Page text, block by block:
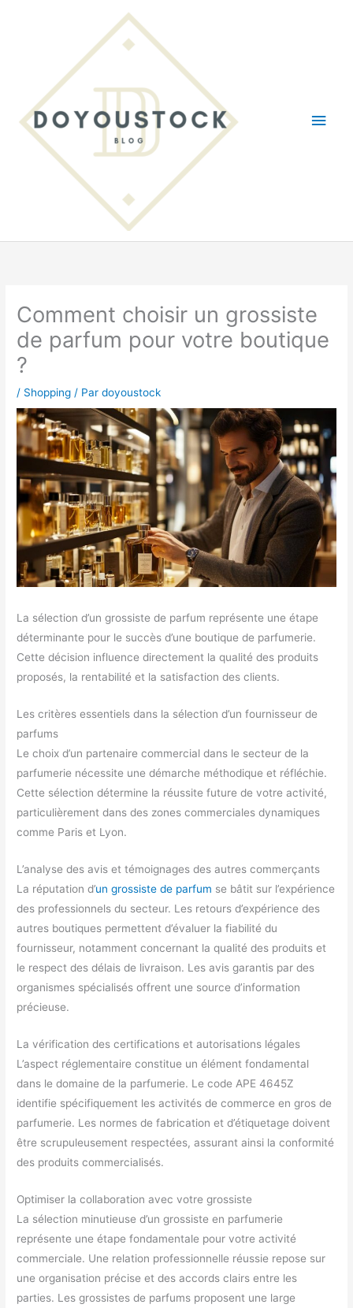
Comment choisir un grossiste
de parfum pour votre boutique
?
/ Shopping / Pardoyoustock
La sélection d’un grossiste de parfum représente une étape
déterminante pour le succès d’une boutique de parfumerie.
Cette décision influence directement la qualité des produits
proposés, la rentabilité et la satisfaction des clients.
Les critères essentiels dans la sélection d’un fournisseur de
parfums
Le choix d’un partenaire commercial dans le secteur de la
parfumerie nécessite une démarche méthodique et réfléchie.
Cette sélection détermine la réussite future de votre activité,
particulièrement dans des zones commerciales dynamiques
comme Paris et Lyon.
L’analyse des avis et témoignages des autres commerçants
La réputation d’un grossiste de parfum se bâtit sur l’expérience
des professionnels du secteur. Les retours d’expérience des
autres boutiques permettent d’évaluer la fiabilité du
fournisseur, notamment concernant la qualité des produits et
le respect des délais de livraison. Les avis garantis par des
organismes spécialisés offrent une source d’information
précieuse.
La vérification des certifications et autorisations légales
L’aspect réglementaire constitue un élément fondamental
dans le domaine de la parfumerie. Le code APE 4645Z
identifie spécifiquement les activités de commerce en gros de
parfumerie. Les normes de fabrication et d’étiquetage doivent
être scrupuleusement respectées, assurant ainsi la conformité
des produits commercialisés.
Optimiser la collaboration avec votre grossiste
La sélection minutieuse d’un grossiste en parfumerie
représente une étape fondamentale pour votre activité
commerciale. Une relation professionnelle réussie repose sur
une organisation précise et des accords clairs entre les
parties. Les grossistes de parfums proposent une large